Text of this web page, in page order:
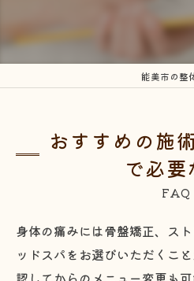
能美市の整
おすすめの施
で必要
FAQ
身体の痛みには骨盤矯正、ス
ッドスパをお選びいただくこ